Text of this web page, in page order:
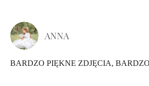
ANNA
BARDZO PIĘKNE ZDJĘCIA,